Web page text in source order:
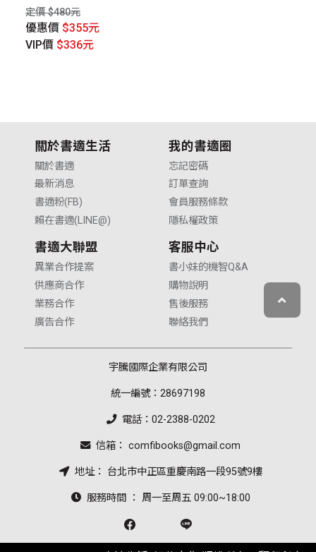
定價 $480元
優惠價 $355元
VIP價 $336元
關於書適生活
關於書適
最新消息
書適粉(FB)
賴在書適(LINE@)
我的書適圈
忘記密碼
訂單查詢
會員服務條款
隱私權政策
書適大聯盟
異業合作提案
供應商合作
業務合作
廣告合作
客服中心
書小妹的機智Q&A
購物說明
售後服務
聯絡我們
宇騰國際企業有限公司
統一編號：28697198
電話：02-2388-0202
信箱： comfibooks@gmail.com
地址： 台北市中正區重慶南路一段95號9樓
服務時間 ： 周一至周五 09:00~18:00